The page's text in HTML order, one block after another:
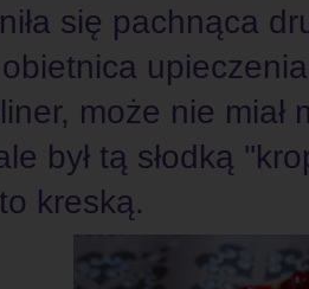
się pachnąca
obietnica
może nie
był tą słodką
kreską.